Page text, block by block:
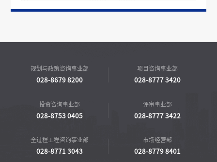
规划与政策咨询事业部
028-8679 8200
项目咨询事业部
028-8777 3420
投资咨询事业部
028-8753 0405
评审事业部
028-8777 3422
全过程工程咨询事业部
028-8771 3043
市场经营部
028-8779 8401